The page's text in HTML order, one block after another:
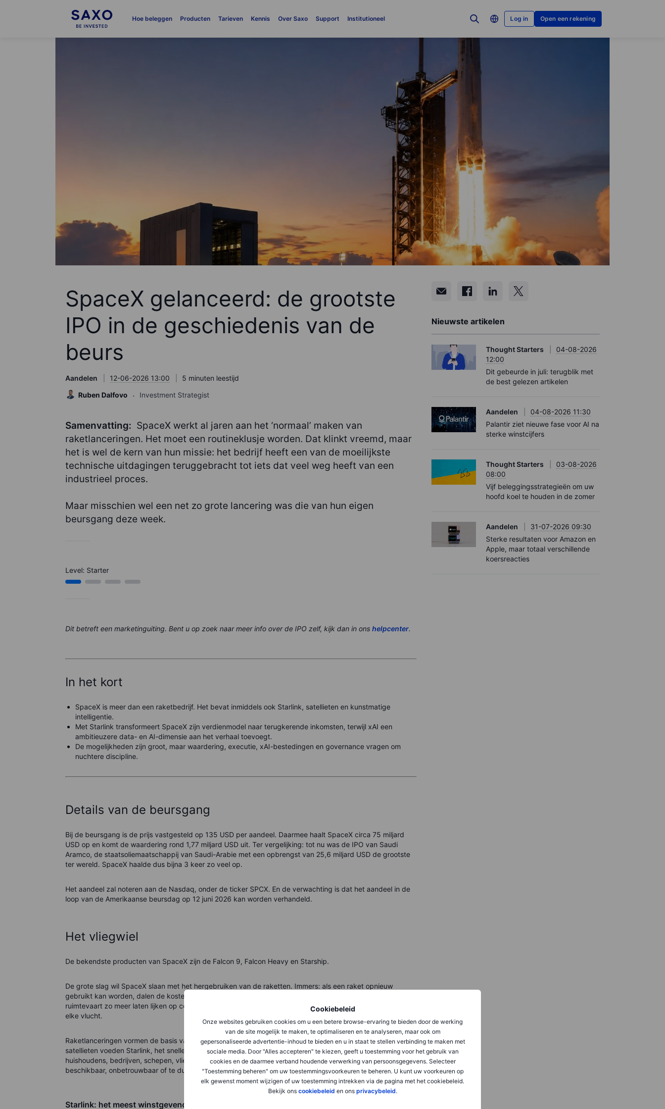
Hoe beleggen Producten Tarieven Kennis Over Saxo Support Institutioneel Log in Open een rekening
Cookiebeleid
Onze websites gebruiken cookies om u een betere browse-ervaring te bieden door de werking
van de site mogelijk te maken, te optimaliseren en te analyseren, maar ook om
gepersonaliseerde advertentie-inhoud te bieden en u in staat te stellen verbinding te maken met
sociale media. Door "Alles accepteren" te kiezen, geeft u toestemming voor het gebruik van
cookies en de daarmee verband houdende verwerking van persoonsgegevens. Selecteer
"Toestemming beheren" om uw toestemmingsvoorkeuren te beheren. U kunt uw voorkeuren op
elk gewenst moment wijzigen of uw toestemming intrekken via de pagina met het cookiebeleid.
Bekijk ons cookiebeleid en ons privacybeleid.
SpaceX gelanceerd: de grootste
IPO in de geschiedenis van de
beurs
Aandelen 12-06-2026 13:00
5 minuten leestijd
Ruben Dalfovo
Investment Strategist
Samenvatting: SpaceX werkt al jaren aan het ‘normaal’ maken van
raketlanceringen. Het moet een routineklusje worden. Dat klinkt vreemd, maar
het is wel de kern van hun missie: het bedrijf heeft een van de moeilijkste
technische uitdagingen teruggebracht tot iets dat veel weg heeft van een
industrieel proces.
Maar misschien wel een net zo grote lancering was die van hun eigen
beursgang deze week.
Level: Starter
Dit betreft een marketinguiting. Bent u op zoek naar meer info over de IPO zelf, kijk dan in ons helpcenter.
In het kort
SpaceX is meer dan een raketbedrijf. Het bevat inmiddels ook Starlink, satellieten en kunstmatige
intelligentie.
Met Starlink transformeert SpaceX zijn verdienmodel naar terugkerende inkomsten, terwijl xAI een
ambitieuzere data- en AI-dimensie aan het verhaal toevoegt.
De mogelijkheden zijn groot, maar waardering, executie, xAI-bestedingen en governance vragen om
nuchtere discipline.
Details van de beursgang
Bij de beursgang is de prijs vastgesteld op 135 USD per aandeel. Daarmee haalt SpaceX circa 75 miljard
USD op en komt de waardering rond 1,77 miljard USD uit. Ter vergelijking: tot nu was de IPO van Saudi
Aramco, de staatsoliemaatschappij van Saudi-Arabie met een opbrengst van 25,6 miljard USD de grootste
ter wereld. SpaceX haalde dus bijna 3 keer zo veel op.
Het aandeel zal noteren aan de Nasdaq, onder de ticker SPCX. En de verwachting is dat het aandeel in de
loop van de Amerikaanse beursdag op 12 juni 2026 kan worden verhandeld.
Het vliegwiel
De bekendste producten van SpaceX zijn de Falcon 9, Falcon Heavy en Starship.
De grote slag wil SpaceX slaan met het hergebruiken van de raketten. Immers: als een raket opnieuw
gebruikt kan worden, dalen de kosten per lancering en kan er vaker gelanceerd worden. SpaceX wil
ruimtevaart zo meer laten lijken op commerciële luchtvaart en minder op het weggooien van een jumbojet na
elke vlucht.
Raketlanceringen vormen de basis van het ecosysteem. De raketten brengen satellieten in de ruimte en die
satellieten voeden Starlink, het snelle netwerk van het SpaceX. Starlink levert terugkerende omzet uit
huishoudens, bedrijven, schepen, vliegtuigen en gebruikers op afgelegen locaties waar glasvezel niet
beschikbaar, onbetrouwbaar of te duur is.
Starlink: het meest winstgevende deel van het verhaal
Nieuwste artikelen
Thought Starters
04-08-2026
12:00
Dit gebeurde in juli: terugblik met
de best gelezen artikelen
Aandelen
04-08-2026 11:30
Palantir ziet nieuwe fase voor AI na
sterke winstcijfers
Thought Starters
03-08-2026
08:00
Vijf beleggingsstrategieën om uw
hoofd koel te houden in de zomer
Aandelen
31-07-2026 09:30
Sterke resultaten voor Amazon en
Apple, maar totaal verschillende
koersreacties